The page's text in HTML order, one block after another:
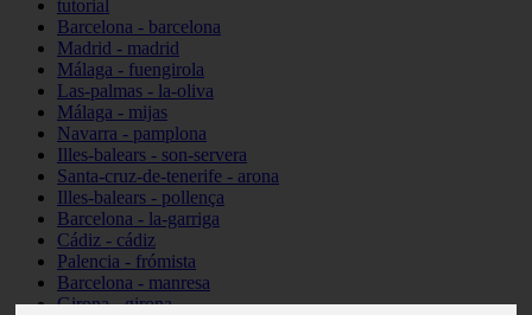
tutorial
Barcelona - barcelona
Madrid - madrid
Málaga - fuengirola
Las-palmas - la-oliva
Málaga - mijas
Navarra - pamplona
Illes-balears - son-servera
Santa-cruz-de-tenerife - arona
Illes-balears - pollença
Barcelona - la-garriga
Cádiz - cádiz
Palencia - frómista
Barcelona - manresa
Girona - girona